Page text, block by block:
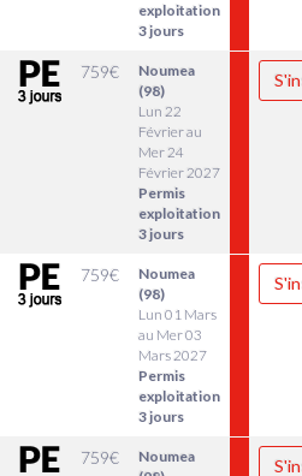
exploitation
3 jours
759€
Noumea
(98)
Lun 22
Février au
Mer 24
Février 2027
Permis
exploitation
3 jours
759€
Noumea
(98)
Lun 01 Mars
au Mer 03
Mars 2027
Permis
exploitation
3 jours
759€
Noumea